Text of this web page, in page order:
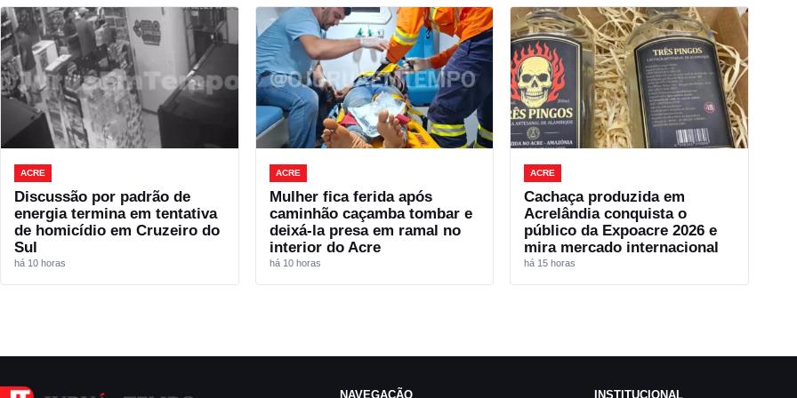
ACRE
Discussão por padrão de
energia termina em tentativa
de homicídio em Cruzeiro do
Sul
há 10 horas
ACRE
Mulher fica ferida após
caminhão caçamba tombar e
deixá-la presa em ramal no
interior do Acre
há 10 horas
ACRE
Cachaça produzida em
Acrelândia conquista o
público da Expoacre 2026 e
mira mercado internacional
há 15 horas
NAVEGAÇÃO INSTITUCIONAL